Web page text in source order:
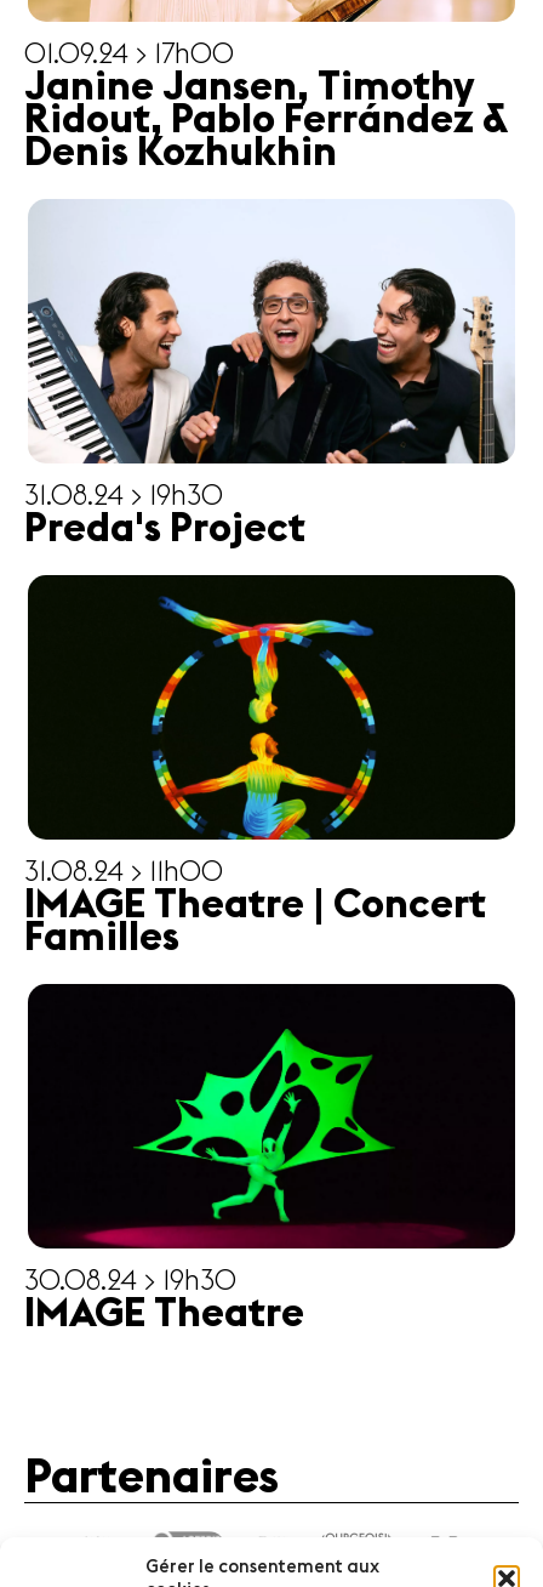
Gérer le consentement aux
01.09.24 > 17h00
Janine Jansen, Timothy
Ridout, Pablo Ferrández &
Denis Kozhukhin
31.08.24 > 19h30
Preda's Project
31.08.24 > 11h00
IMAGE Theatre | Concert
Familles
30.08.24 > 19h30
IMAGE Theatre
Partenaires